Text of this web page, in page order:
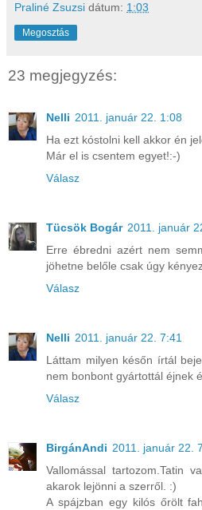
Praliné Zsuzsi dátum: 1:03
Megosztás
23 megjegyzés:
Nelli 2011. január 22. 1:08
Ha ezt kóstolni kell akkor én
Már el is csentem egyet!:-)
Válasz
Tücsök Bogár 2011. január
Erre ébredni azért nem
jöhetne belőle csak úgy
Válasz
Nelli 2011. január 22. 7:41
Láttam milyen későn írtál
nem bonbont gyártottál éjnek
Válasz
BirgánAndi 2011. január 22.
Vallomással tartozom.Tatin
akarok lejönni a szerről. :)
A spájzban egy kilós őrölt